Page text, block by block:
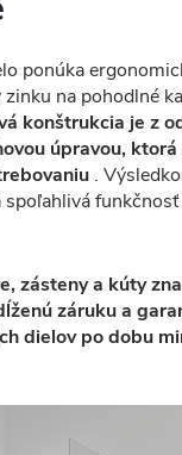
ponúka
na pohodlné
konštrukcia je z
úpravou,
.
spoľahlivá
zásteny a kúty
záruku a
dielov po dobu